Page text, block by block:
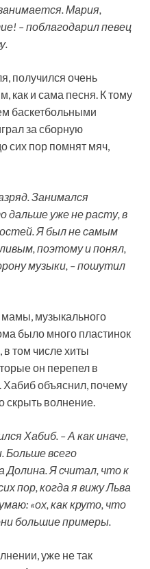
Мария,
– поблагодарил певец
получился очень
как и сама песня. К тому
баскетбольными
за сборную
сих пор помнят мяч,
Занимался
дальше уже не расту, в
Я был не самым
поэтому и понял,
музыки, – пошутил
музыкального
было много пластинок
в том числе хиты
он перепел в
Хабиб объяснил, почему
скрыть волнение.
Хабиб. – А как иначе,
Больше всего
Долина. Я считал, что к
пор, когда я вижу Льва
«ох, как круто, что
большие примеры.
уже не так